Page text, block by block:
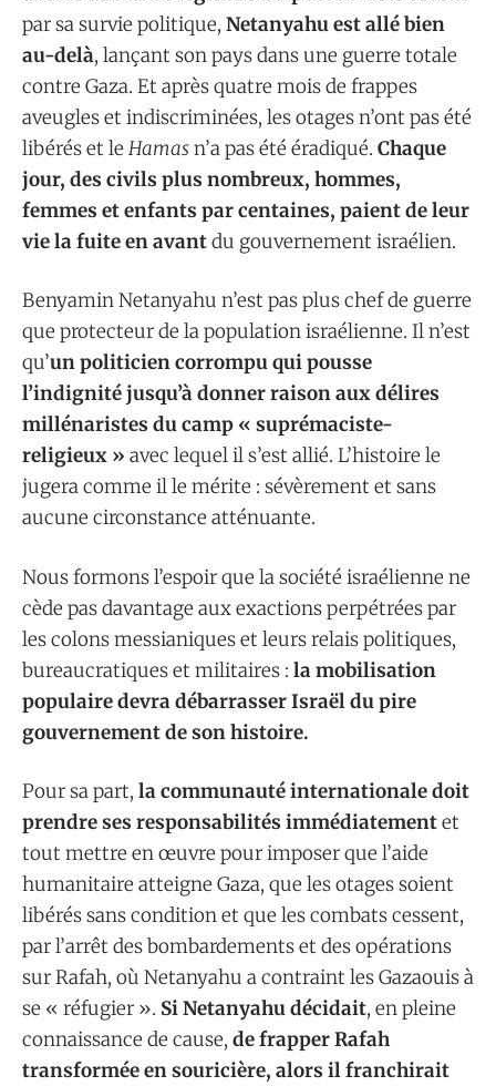
par sa survie politique, Netanyahu est allé bien
au-delà, lançant son pays dans une guerre totale
contre Gaza. Et après quatre mois de frappes
aveugles et indiscriminées, les otages n’ont pas été
libérés et le Hamasn’a pas été éradiqué. Chaque
jour, des civils plus nombreux, hommes,
femmes et enfants par centaines, paient de leur
vie la fuite en avantdu gouvernement israélien.
Benyamin Netanyahu n’est pas plus chef de guerre
que protecteur de la population israélienne. Il n’est
qu’un politicien corrompu qui pousse
l’indignité jusqu’à donner raison aux délires
millénaristes du camp « suprémaciste-
religieux » avec lequel il s’est allié. L’histoire le
jugera comme il le mérite : sévèrement et sans
aucune circonstance atténuante.
Nous formons l’espoir que la société israélienne ne
cède pas davantage aux exactions perpétrées par
les colons messianiques et leurs relais politiques,
bureaucratiques et militaires : la mobilisation
populaire devra débarrasser Israël du pire
gouvernement de son histoire.
Pour sa part, la communauté internationale doit
prendre ses responsabilités immédiatementet
tout mettre en œuvre pour imposer que l’aide
humanitaire atteigne Gaza, que les otages soient
libérés sans condition et que les combats cessent,
par l’arrêt des bombardements et des opérations
sur Rafah, où Netanyahu a contraint les Gazaouis à
se « réfugier ». Si Netanyahu décidait, en pleine
connaissance de cause, de frapper Rafah
transformée en souricière, alors il franchirait